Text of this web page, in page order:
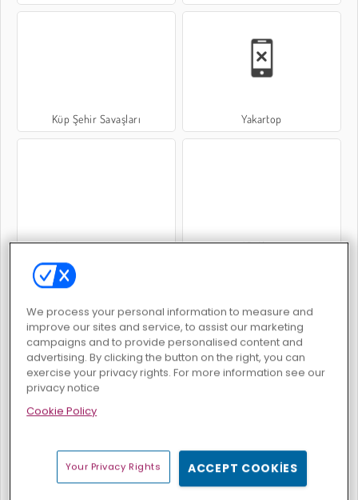
Küp Şehir Savaşları Yakartop
Spearman Hunters 3D Chess
Basket Spor Yıldızları Casual Chess
We process your personal information to measure and
improve our sites and service, to assist our marketing
campaigns and to provide personalised content and
advertising. By clicking the button on the right, you can
exercise your privacy rights. For more information see our
privacy notice
Cookie Policy
Your Privacy Rights ACCEPT COOKIES